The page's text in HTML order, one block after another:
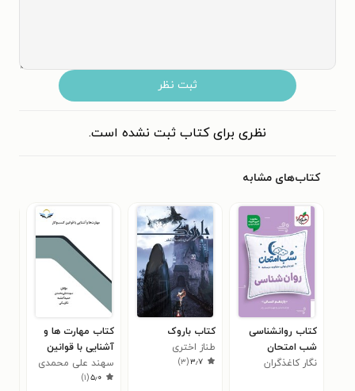
ثبت نظر
نظری برای کتاب ثبت نشده است.
کتاب‌های مشابه
کتاب روانشناسی
شب امتحان
(یازدهم انسانی)
نگار کاغذگران
کتاب باروک
طناز اختری
۳٫۷(۳)
کتاب مهارت ها و
آشنایی با قوانین
کسب و کار
سهند علی محمدی
۵٫۰(۱)